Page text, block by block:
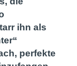
ihn als
perfekte